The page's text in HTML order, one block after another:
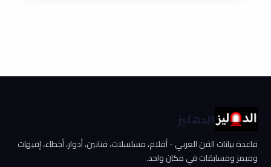
الدهليز
قاعدة بيانات الفن العربي - أفلام، مسلسلات، فنانين، أدوار، أخطاء، إفيهات
وميمز ومسابقات في مكان واحد.